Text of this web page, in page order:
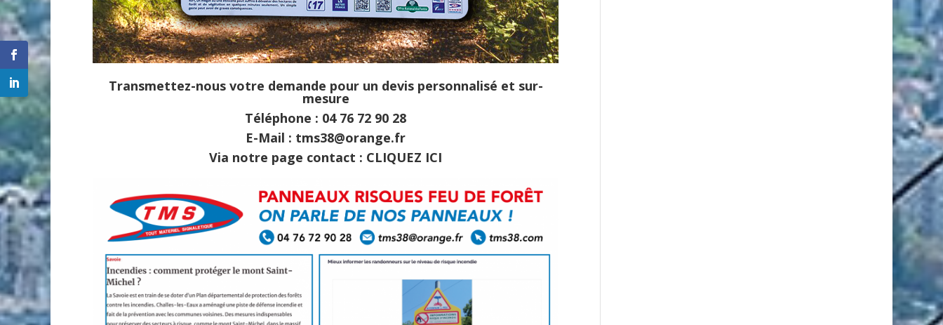
Transmettez-nous votre demande pour un devis personnalisé et sur-
mesure
Téléphone : 04 76 72 90 28
E-Mail : tms38@orange.fr
Via notre page contact : CLIQUEZ ICI